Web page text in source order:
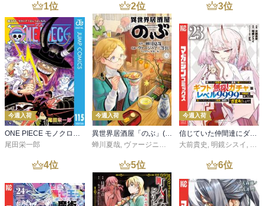
1位
今週入荷
ONE PIECE モノクロ版 115
尾田栄一郎
2位
今週入荷
異世界居酒屋「のぶ」(22)
蝉川夏哉, ヴァージニア二等兵 ,転
3位
今週入荷
信じていた仲間達にダンジョン奥地で殺されかけたがギフト『無限ガチャ』でレベル９９９９の仲間達を手に入れて元パーティーメンバーと世界に復讐＆『ざまぁ！』します！（２３）
大前貴史 , 明鏡シスイ , ｔ
4位 5位 6位